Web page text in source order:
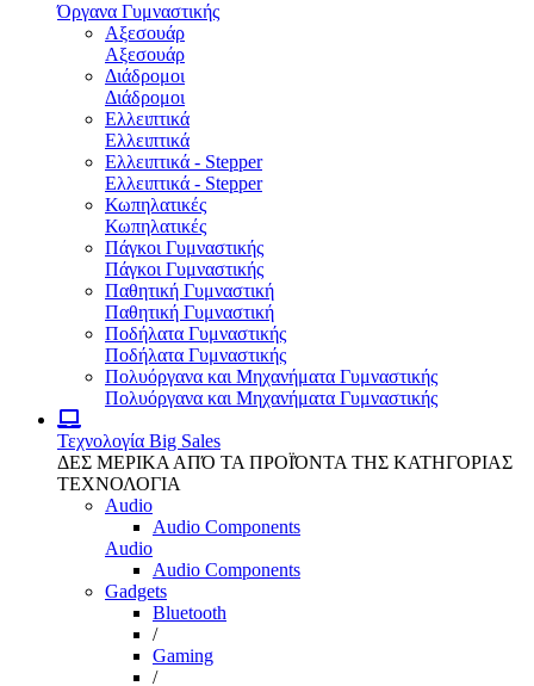
Όργανα Γυμναστικής
Αξεσουάρ
Αξεσουάρ
Διάδρομοι
Διάδρομοι
Ελλειπτικά
Ελλειπτικά
Ελλειπτικά - Stepper
Ελλειπτικά - Stepper
Κωπηλατικές
Κωπηλατικές
Πάγκοι Γυμναστικής
Πάγκοι Γυμναστικής
Παθητική Γυμναστική
Παθητική Γυμναστική
Ποδήλατα Γυμναστικής
Ποδήλατα Γυμναστικής
Πολυόργανα και Μηχανήματα Γυμναστικής
Πολυόργανα και Μηχανήματα Γυμναστικής
Τεχνολογία Big Sales
ΔΕΣ ΜΕΡΙΚΑ ΑΠΌ ΤΑ ΠΡΟΪΌΝΤΑ ΤΗΣ ΚΑΤΗΓΟΡΙΑΣ
ΤΕΧΝΟΛΟΓΙΑ
Audio
Audio Components
Audio
Audio Components
Gadgets
Bluetooth
/
Gaming
/